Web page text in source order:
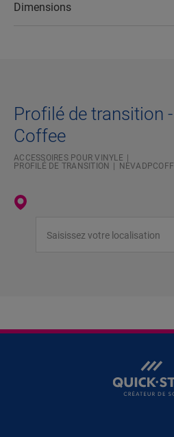
Dimensions
Profilé de transition -
Coffee
ACCESSOIRES POUR VINYLE
PROFILÉ DE TRANSITION
NEVADPCOFF